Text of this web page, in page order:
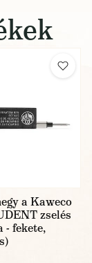
a Kaweco
zselés
- fekete,